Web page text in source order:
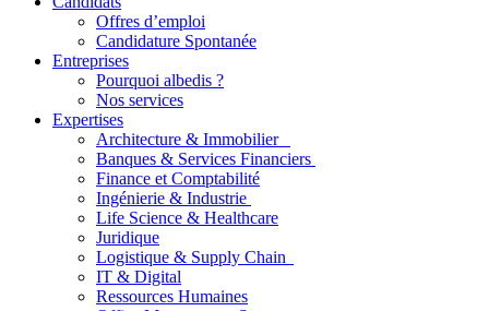
Offres d’emploi
Candidature Spontanée
Entreprises
Pourquoi albedis ?
Nos services
Expertises
Architecture & Immobilier
Banques & Services Financiers
Finance et Comptabilité
Ingénierie & Industrie
Life Science & Healthcare
Juridique
Logistique & Supply Chain
IT & Digital
Ressources Humaines